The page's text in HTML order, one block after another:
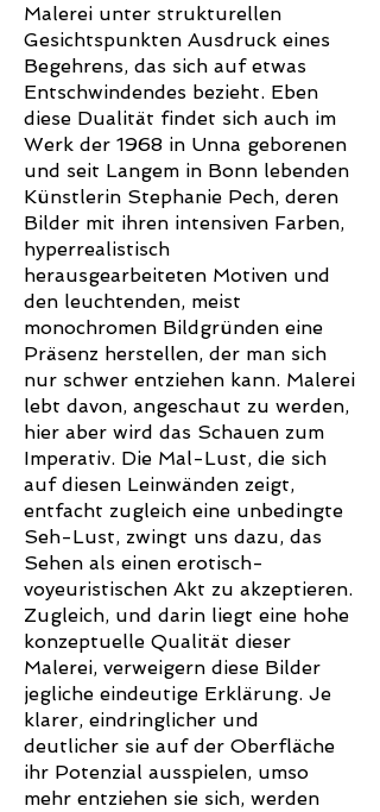
Malerei unter strukturellen
Gesichtspunkten Ausdruck eines
Begehrens, das sich auf etwas
Entschwindendes bezieht. Eben
diese Dualität findet sich auch im
Werk der 1968 in Unna geborenen
und seit Langem in Bonn lebenden
Künstlerin Stephanie Pech, deren
Bilder mit ihren intensiven Farben,
hyperrealistisch
herausgearbeiteten Motiven und
den leuchtenden, meist
monochromen Bildgründen eine
Präsenz herstellen, der man sich
nur schwer entziehen kann. Malerei
lebt davon, angeschaut zu werden,
hier aber wird das Schauen zum
Imperativ. Die Mal-Lust, die sich
auf diesen Leinwänden zeigt,
entfacht zugleich eine unbedingte
Seh-Lust, zwingt uns dazu, das
Sehen als einen erotisch-
voyeuristischen Akt zu akzeptieren.
Zugleich, und darin liegt eine hohe
konzeptuelle Qualität dieser
Malerei, verweigern diese Bilder
jegliche eindeutige Erklärung. Je
klarer, eindringlicher und
deutlicher sie auf der Oberfläche
ihr Potenzial ausspielen, umso
mehr entziehen sie sich, werden